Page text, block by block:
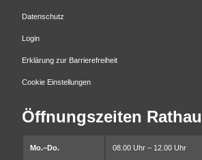
Datenschutz
Login
Erklärung zur Barrierefreiheit
Cookie Einstellungen
Öffnungszeiten
Mo.–Do. 08.00 Uhr – 12.00 Uhr